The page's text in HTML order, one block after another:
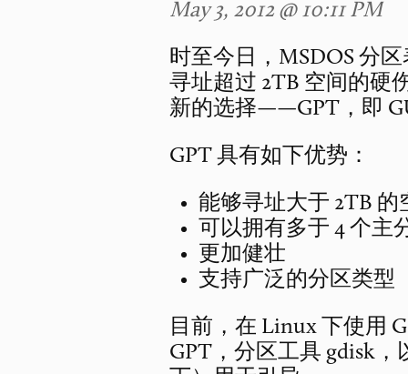
May 3, 2012 @ 10:11 PM
时至今日，MSDOS 分
寻址超过 2TB 空间的硬
新的选择——GPT，即
GPT 具有如下优势：
能够寻址大于 2TB 的
可以拥有多于 4 个主
更加健壮
支持广泛的分区类型
目前，在 Linux 下使用
GPT，分区工具 gdisk，